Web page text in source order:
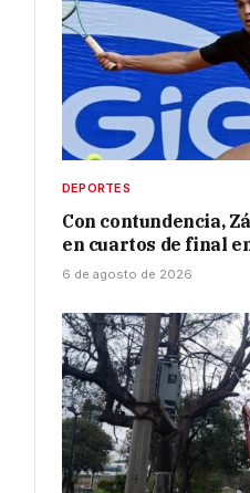
DEPORTES
Con contundencia,
en cuartos de final
6 de agosto de 2026